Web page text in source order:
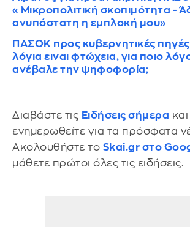
«Μικροπολιτική σκοπιμότητα -
ανυπόστατη η εμπλοκή μου»
ΠΑΣΟΚ προς κυβερνητικές
λόγια ειναι φτώχεια, για ποιο
ανέβαλε την ψηφοφορία;
Διαβάστε τις Ειδήσεις σήμερα και
ενημερωθείτε για τα πρόσφατα
Ακολουθήστε το Skai.gr στο
μάθετε πρώτοι όλες τις ειδήσεις.